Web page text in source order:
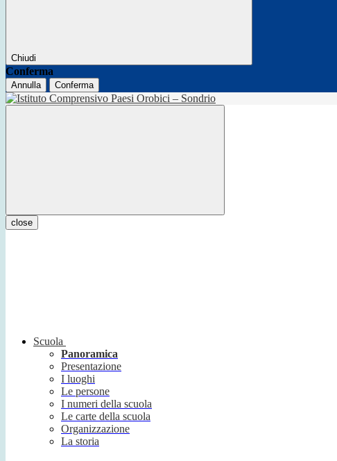
Chiudi
Conferma
Annulla Conferma
close
Scuola
Panoramica
Presentazione
I luoghi
Le persone
I numeri della scuola
Le carte della scuola
Organizzazione
La storia